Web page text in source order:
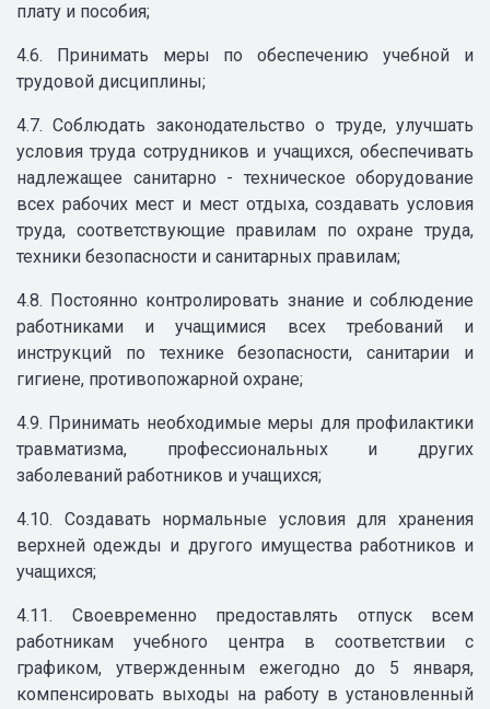
плату и пособия;
4.6. Принимать меры по обеспечению учебной и
трудовой дисциплины;
4.7. Соблюдать законодательство о труде, улучшать
условия труда сотрудников и учащихся, обеспечивать
надлежащее санитарно - техническое оборудование
всех рабочих мест и мест отдыха, создавать условия
труда, соответствующие правилам по охране труда,
техники безопасности и санитарных правилам;
4.8. Постоянно контролировать знание и соблюдение
работниками и учащимися всех требований и
инструкций по технике безопасности, санитарии и
гигиене, противопожарной охране;
4.9. Принимать необходимые меры для профилактики
травматизма, профессиональных и других
заболеваний работников и учащихся;
4.10. Создавать нормальные условия для хранения
верхней одежды и другого имущества работников и
учащихся;
4.11. Своевременно предоставлять отпуск всем
работникам учебного центра в соответствии с
графиком, утвержденным ежегодно до 5 января,
компенсировать выходы на работу в установленный